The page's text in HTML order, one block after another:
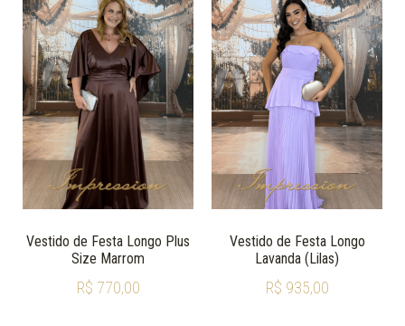
Vestido de Festa Longo Plus
Size Marrom
R$ 770,00
Vestido de Festa Longo
Lavanda (Lilas)
R$ 935,00